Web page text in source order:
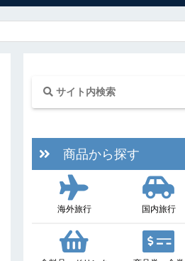
商品から探す
海外旅行 国内旅行